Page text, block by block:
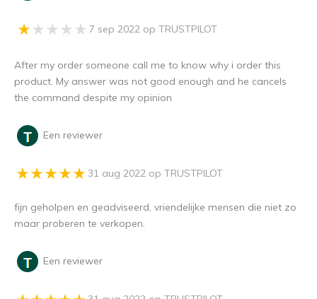
7 sep 2022 op TRUSTPILOT
After my order someone call me to know why i order this
product. My answer was not good enough and he cancels
the command despite my opinion
Een reviewer
31 aug 2022 op TRUSTPILOT
fijn geholpen en geadviseerd, vriendelijke mensen die niet zo
maar proberen te verkopen.
Een reviewer